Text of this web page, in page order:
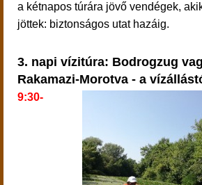
a kétnapos túrára jövő vendégek,
jöttek: biztonságos utat hazáig.
3. napi vízitúra: Bodrogzug
Rakamazi-Morotva - a
9:30-